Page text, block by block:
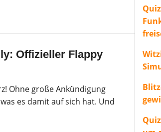
Offizieller Flappy
Ohne große Ankündigung
es damit auf sich hat. Und